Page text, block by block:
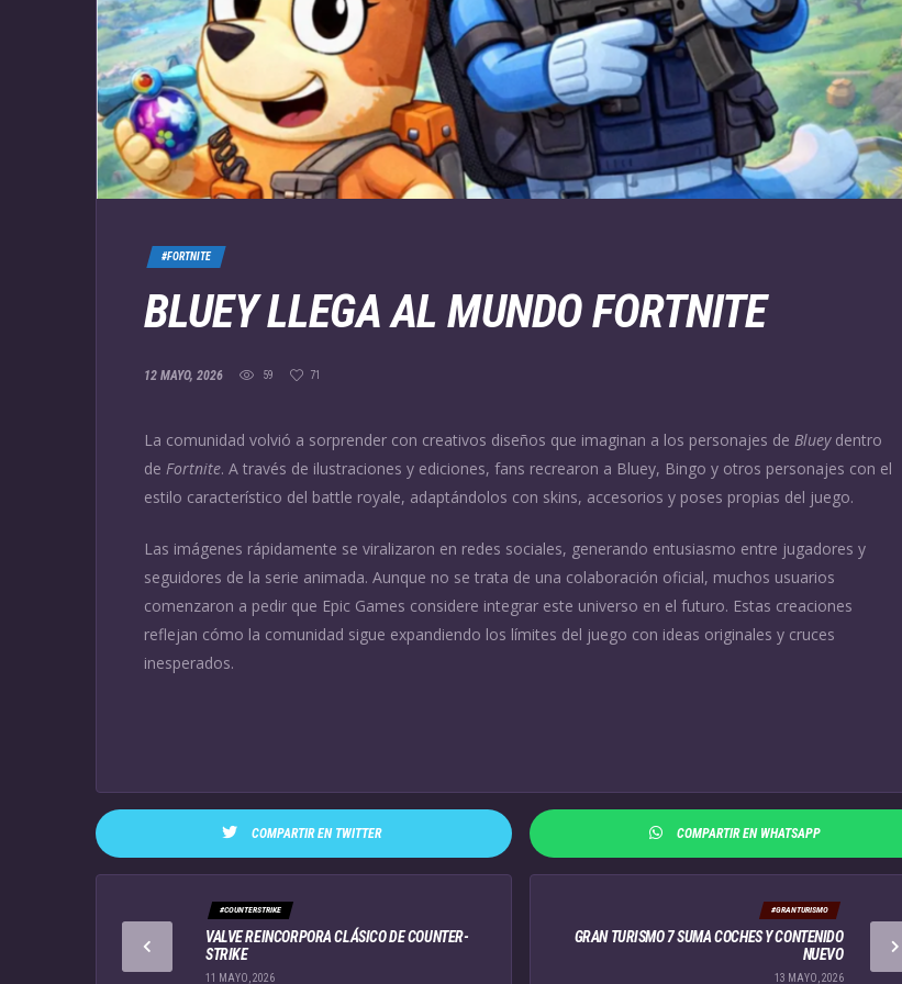
#FORTNITE
BLUEY LLEGA AL MUNDO FORTNITE
12 MAYO, 2026 59 71
La comunidad volvió a sorprender con creativos diseños que imaginan a los personajes de Blueydentro
de Fortnite. A través de ilustraciones y ediciones, fans recrearon a Bluey, Bingo y otros personajes con el
estilo característico del battle royale, adaptándolos con skins, accesorios y poses propias del juego.
Las imágenes rápidamente se viralizaron en redes sociales, generando entusiasmo entre jugadores y
seguidores de la serie animada. Aunque no se trata de una colaboración oficial, muchos usuarios
comenzaron a pedir que Epic Games considere integrar este universo en el futuro. Estas creaciones
reflejan cómo la comunidad sigue expandiendo los límites del juego con ideas originales y cruces
inesperados.
COMPARTIR EN TWITTER COMPARTIR EN WHATSAPP
#COUNTERSTRIKE
VALVE REINCORPORA CLÁSICO DE COUNTER-
STRIKE
11 MAYO, 2026
#GRANTURISMO
GRAN TURISMO 7 SUMA COCHES Y CONTENIDO
NUEVO
13 MAYO, 2026